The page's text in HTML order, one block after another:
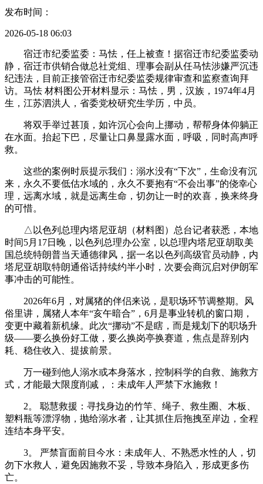
发布时间：
2026-05-18 06:03
宿迁市纪委监委：马怯，任上被查！据宿迁市纪委监委动
静，宿迁市供销合做总社党组、理事会副从任马怯涉嫌严沉违
纪违法，目前正接管宿迁市纪委监委规律审查和监察查询拜
访。马怯 材料图公开材料显示：马怯，男，汉族，1974年4月
生，江苏泗洪人，省委党校研究生学历，中员。
将双手举过甚顶，如许沉心会向上挪动，帮帮身体仰躺正
在水面。抬起下巴，尽量让口鼻显露水面，呼吸，同时高声呼
救。
这些的案例时辰提示我们：溺水没有“下次”，生命没有沉
来，永久不要低估水域的，永久不要抱有“不会出事”的侥幸心
理，远离水域，就是远离生命，切勿让一时的欢喜，换来终身
的可惜。
△以色列总理内塔尼亚胡（材料图）总台记者获悉，本地
时间5月17日晚，以色列总理办公室，以总理内塔尼亚胡取美
国总统特朗普当天通德律风，据一名以色列高级官员动静，内
塔尼亚胡取特朗通俗话持续约半小时，次要会商沉启对伊朗军
事冲击的可能性。
2026年6月，对属猪的伴侣来说，是职场环节调整期。风
俗里讲，属猪人本年“亥午暗合”，6月是事业转机的窗口期，
变更中藏着新机缘。此次“挪动”不是瞎，而是规划下的职场升
级——要么换份好工做，要么换岗亭换赛道，焦点是辞别内
耗、稳住收入、提拔前景。
万一碰到他人溺水或本身落水，控制科学的自救、施救方
式，才能最大限度削减，：未成年人严禁下水施救！
2。 聪慧救援：寻找身边的竹竿、绳子、救生圈、木板、
塑料瓶等漂浮物，抛给溺水者，让其抓住后拖拽至岸边，全程
连结本身平安。
3。 严禁盲面前目今水：未成年人、不熟悉水性的人，切
勿下水救人，避免因施救不妥，导致本身陷入，形成更多伤
亡。